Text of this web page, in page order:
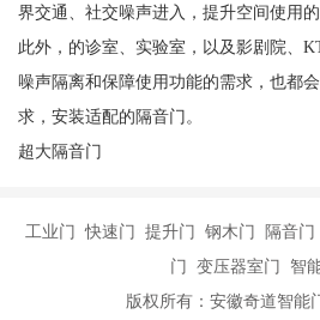
界交通、社交噪声进入，提升空间使用的
此外，的诊室、实验室，以及影剧院、
噪声隔离和保障使用功能的需求，也都
求，安装适配的隔音门。
超大隔音门
工业门 快速门 提升门 钢木门 隔音
门 变压器室门 智
版权所有：安徽奇道智能